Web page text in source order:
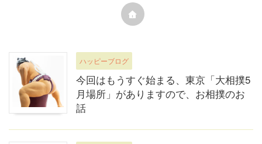
ハッピーブログ
今回はもうすぐ始まる、東京「大相撲5
月場所」がありますので、お相撲のお
話